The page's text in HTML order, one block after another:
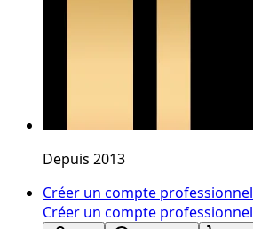
Depuis 2013
Créer un compte professionnel
Créer un compte professionnel